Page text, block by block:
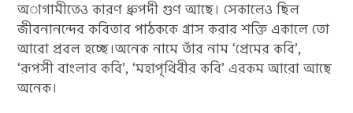
অাগামীতেও কারণ ধ্রুপদী গুণ আছে। সেকালেও ছিল
জীবনানন্দের কবিতার পাঠককে গ্রাস করার শক্তি একালে তো
আরো প্রবল হচ্ছে।অনেক নামে তাঁর নাম ‘প্রেমের কবি’,
‘রূপসী বাংলার কবি’, ‘মহাপৃথিবীর কবি’ এরকম আরো আছে
অনেক।